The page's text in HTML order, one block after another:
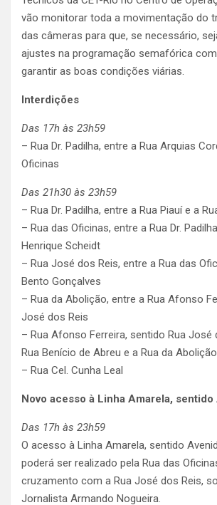
vão monitorar toda a movimentação do
das câmeras para que, se necessário,
ajustes na programação semafórica
garantir as boas condições viárias.
Interdições
Das 17h às 23h59
– Rua Dr. Padilha, entre a Rua Arquias
Oficinas
Das 21h30 às 23h59
– Rua Dr. Padilha, entre a Rua Piauí e a
– Rua das Oficinas, entre a Rua Dr.
Henrique Scheidt
– Rua José dos Reis, entre a Rua das
Bento Gonçalves
– Rua da Abolição, entre a Rua Afonso
José dos Reis
– Rua Afonso Ferreira, sentido Rua José
Rua Benício de Abreu e a Rua da Abolição
– Rua Cel. Cunha Leal
Novo acesso à Linha Amarela, sentido
Das 17h às 23h59
O acesso à Linha Amarela, sentido
poderá ser realizado pela Rua das
cruzamento com a Rua José dos Reis,
Jornalista Armando Nogueira.